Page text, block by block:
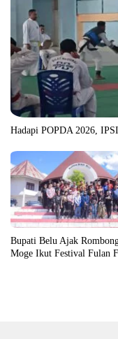
Hadapi POPDA 2026,
Bupati Belu Ajak
Moge Ikut Festival Fulan